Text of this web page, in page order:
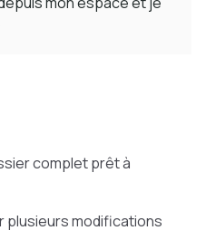
complet prêt à
plusieurs modifications